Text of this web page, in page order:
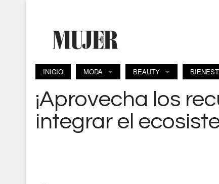
INICIO MODA BEAUTY
¡Aprovecha los
integrar el